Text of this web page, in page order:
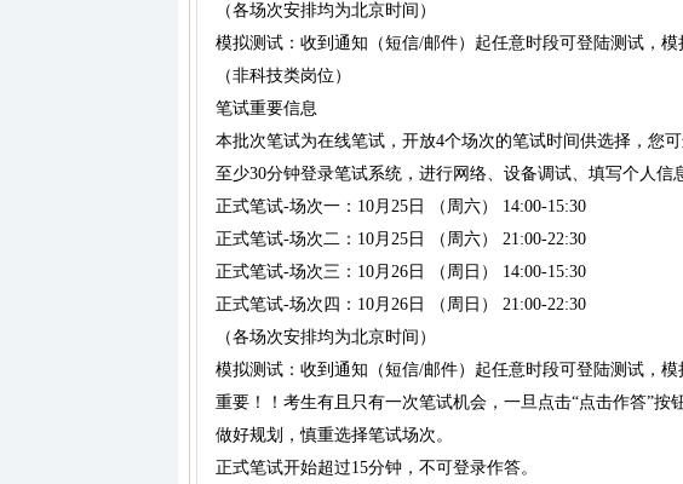
（各场次安排均为北京时间）
模拟测试：收到通知（短信/邮件）起任意时段可登陆测试，模
（非科技类岗位）
笔试重要信息
本批次笔试为在线笔试，开放4个场次的笔试时间供选择，您
至少30分钟登录笔试系统，进行网络、设备调试、填写个人信
正式笔试-场次一：10月25日 （周六） 14:00-15:30
正式笔试-场次二：10月25日 （周六） 21:00-22:30
正式笔试-场次三：10月26日 （周日） 14:00-15:30
正式笔试-场次四：10月26日 （周日） 21:00-22:30
（各场次安排均为北京时间）
模拟测试：收到通知（短信/邮件）起任意时段可登陆测试，模
重要！！考生有且只有一次笔试机会，一旦点击“点击作答”
做好规划，慎重选择笔试场次。
正式笔试开始超过15分钟，不可登录作答。